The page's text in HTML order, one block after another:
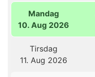
Mandag
10. Aug 2026
Tirsdag
11. Aug 2026